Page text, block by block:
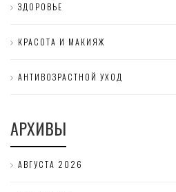
ЗДОРОВЬЕ
КРАСОТА И МАКИЯЖ
АНТИВОЗРАСТНОЙ УХОД
АРХИВЫ
АВГУСТА 2026